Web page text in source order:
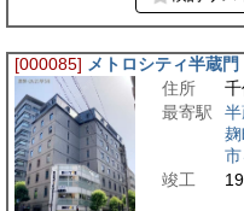
[000085] メトロシティ半蔵門
住所
最寄駅
竣工